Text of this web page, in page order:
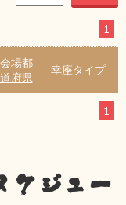
1
会場都
道府県
幸座タイプ
1
ケジュー